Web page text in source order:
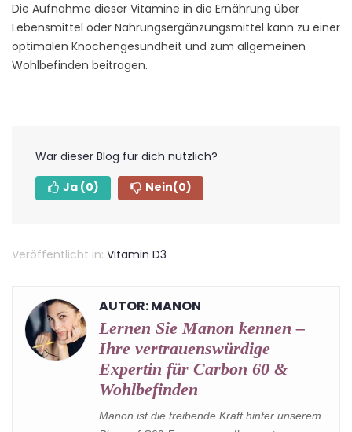
Die Aufnahme dieser Vitamine in die Ernährung über
Lebensmittel oder Nahrungsergänzungsmittel kann zu einer
optimalen Knochengesundheit und zum allgemeinen
Wohlbefinden beitragen.
War dieser Blog für dich nützlich?
Ja (0) Nein(0)
Veröffentlicht in: Vitamin D3
AUTOR: MANON
Lernen Sie Manon kennen –
Ihre vertrauenswürdige
Expertin für Carbon 60 &
Wohlbefinden
Manon ist die treibende Kraft hinter unserem